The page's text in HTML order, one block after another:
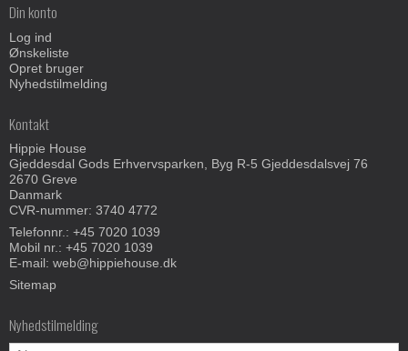
Din konto
Log ind
Ønskeliste
Opret bruger
Nyhedstilmelding
Kontakt
Hippie House
Gjeddesdal Gods Erhvervsparken, Byg R-5 Gjeddesdalsvej 76
2670 Greve
Danmark
CVR-nummer: 3740 4772
Telefonnr.: +45 7020 1039
Mobil nr.: +45 7020 1039
E-mail: web@hippiehouse.dk
Sitemap
Nyhedstilmelding